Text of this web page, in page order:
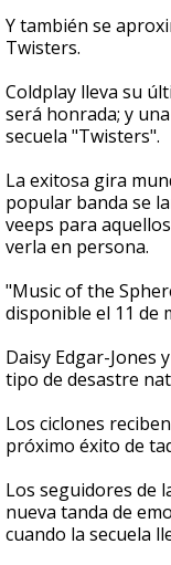
seconds
Y también se
Twisters.
Coldplay lleva su
será honrada; y
secuela "Twisters".
La exitosa gira
popular banda se
veeps para
verla en persona.
"Music of the
disponible el 11 de
Daisy Edgar-Jones
tipo de desastre
Los ciclones
próximo éxito de
Los seguidores de
nueva tanda de
cuando la secuela